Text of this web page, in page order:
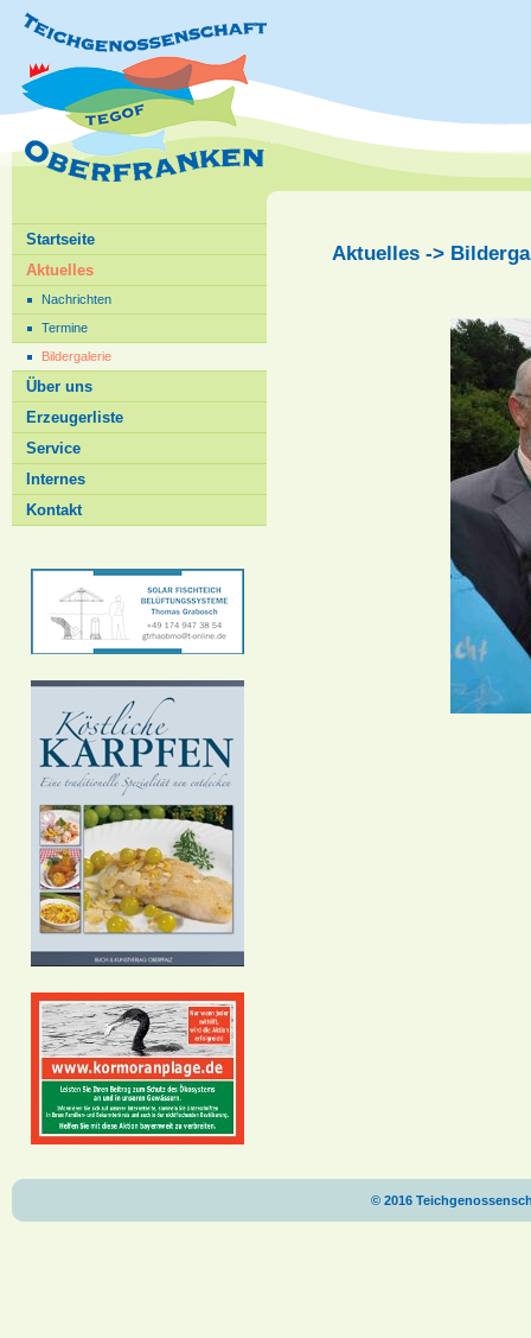
Startseite
Aktuelles
Nachrichten
Termine
Bildergalerie
Über uns
Erzeugerliste
Service
Internes
Kontakt
Aktuelles ->
© 2016